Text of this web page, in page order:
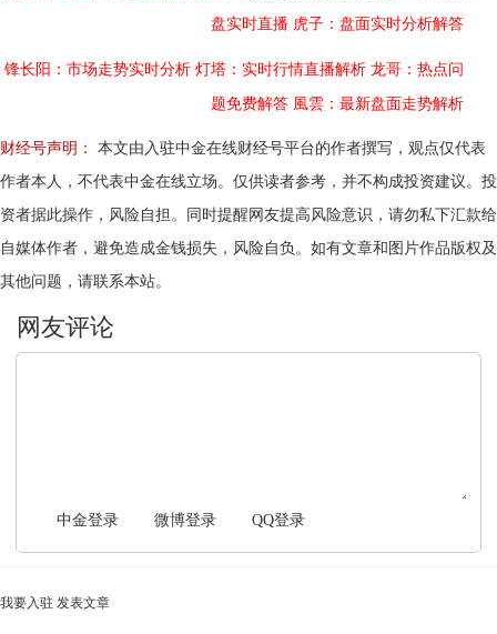
盘实时直播 虎子：盘面实时分析解答
锋长阳：市场走势实时分析 灯塔：实时行情直播解析 龙哥：热点问
题免费解答 風雲：最新盘面走势解析
财经号声明：
本文由入驻中金在线财经号平台的作者撰写，观点仅代表
作者本人，不代表中金在线立场。仅供读者参考，并不构成投资建议。投
资者据此操作，风险自担。同时提醒网友提高风险意识，请勿私下汇款给
自媒体作者，避免造成金钱损失，风险自负。如有文章和图片作品版权及
其他问题，请联系本站。
中金登录 微博登录 QQ登录
我要入驻 发表文章